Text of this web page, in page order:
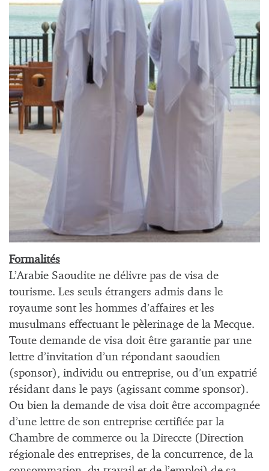
Formalités
L’Arabie Saoudite ne délivre pas de visa de
tourisme. Les seuls étrangers admis dans le
royaume sont les hommes d’affaires et les
musulmans effectuant le pèlerinage de la Mecque.
Toute demande de visa doit être garantie par une
lettre d’invitation d’un répondant saoudien
(sponsor), individu ou entreprise, ou d’un expatrié
résidant dans le pays (agissant comme sponsor).
Ou bien la demande de visa doit être accompagnée
d’une lettre de son entreprise certifiée par la
Chambre de commerce ou la Direccte (Direction
régionale des entreprises, de la concurrence, de la